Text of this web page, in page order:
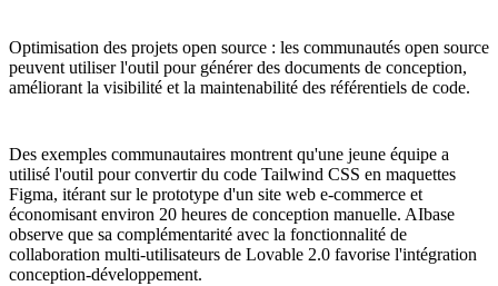
Optimisation des projets open source : les communautés open source
peuvent utiliser l'outil pour générer des documents de conception,
améliorant la visibilité et la maintenabilité des référentiels de code.
Des exemples communautaires montrent qu'une jeune équipe a
utilisé l'outil pour convertir du code Tailwind CSS en maquettes
Figma, itérant sur le prototype d'un site web e-commerce et
économisant environ 20 heures de conception manuelle. AIbase
observe que sa complémentarité avec la fonctionnalité de
collaboration multi-utilisateurs de Lovable 2.0 favorise l'intégration
conception-développement.